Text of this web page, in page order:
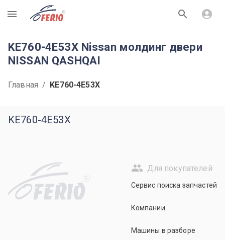
R
KE760-4E53X Nissan молдинг двери
NISSAN QASHQAI
Главная / KE760-4E53X
KE760-4E53X
R
Для покупателей
Сервис поиска запчастей
Компании
Машины в разборе